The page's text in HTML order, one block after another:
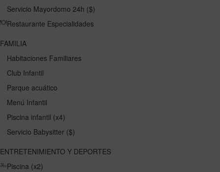
Servicio Mayordomo 24h ($)
Restaurante Especialidades
FAMILIA
Habitaciones Familiares
Club Infantil
Parque acuático
Menú Infantil
Piscina infantil (x4)
Servicio Babysitter ($)
ENTRETENIMIENTO Y DEPORTES
Piscina (x2)